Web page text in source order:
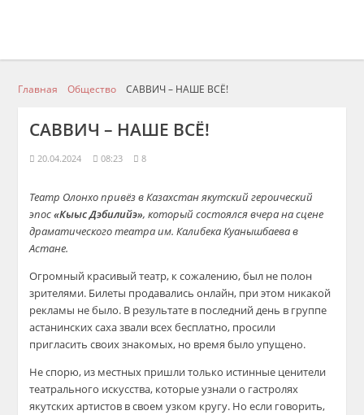
Главная Общество CАВВИЧ – НАШЕ ВСЁ!
CАВВИЧ – НАШЕ ВСЁ!
20.04.2024 08:23 8
Театр Олонхо привёз в Казахстан якутский героический
эпос«Кыыс Дэбилийэ», который состоялся вчера на сцене
драматического театра им. Калибека Куанышбаева в
Астане.
Огромный красивый театр, к сожалению, был не полон
зрителями. Билеты продавались онлайн, при этом никакой
рекламы не было. В результате в последний день в группе
астанинских саха звали всех бесплатно, просили
пригласить своих знакомых, но время было упущено.
Не спорю, из местных пришли только истинные ценители
театрального искусства, которые узнали о гастролях
якутских артистов в своем узком кругу. Но если говорить,